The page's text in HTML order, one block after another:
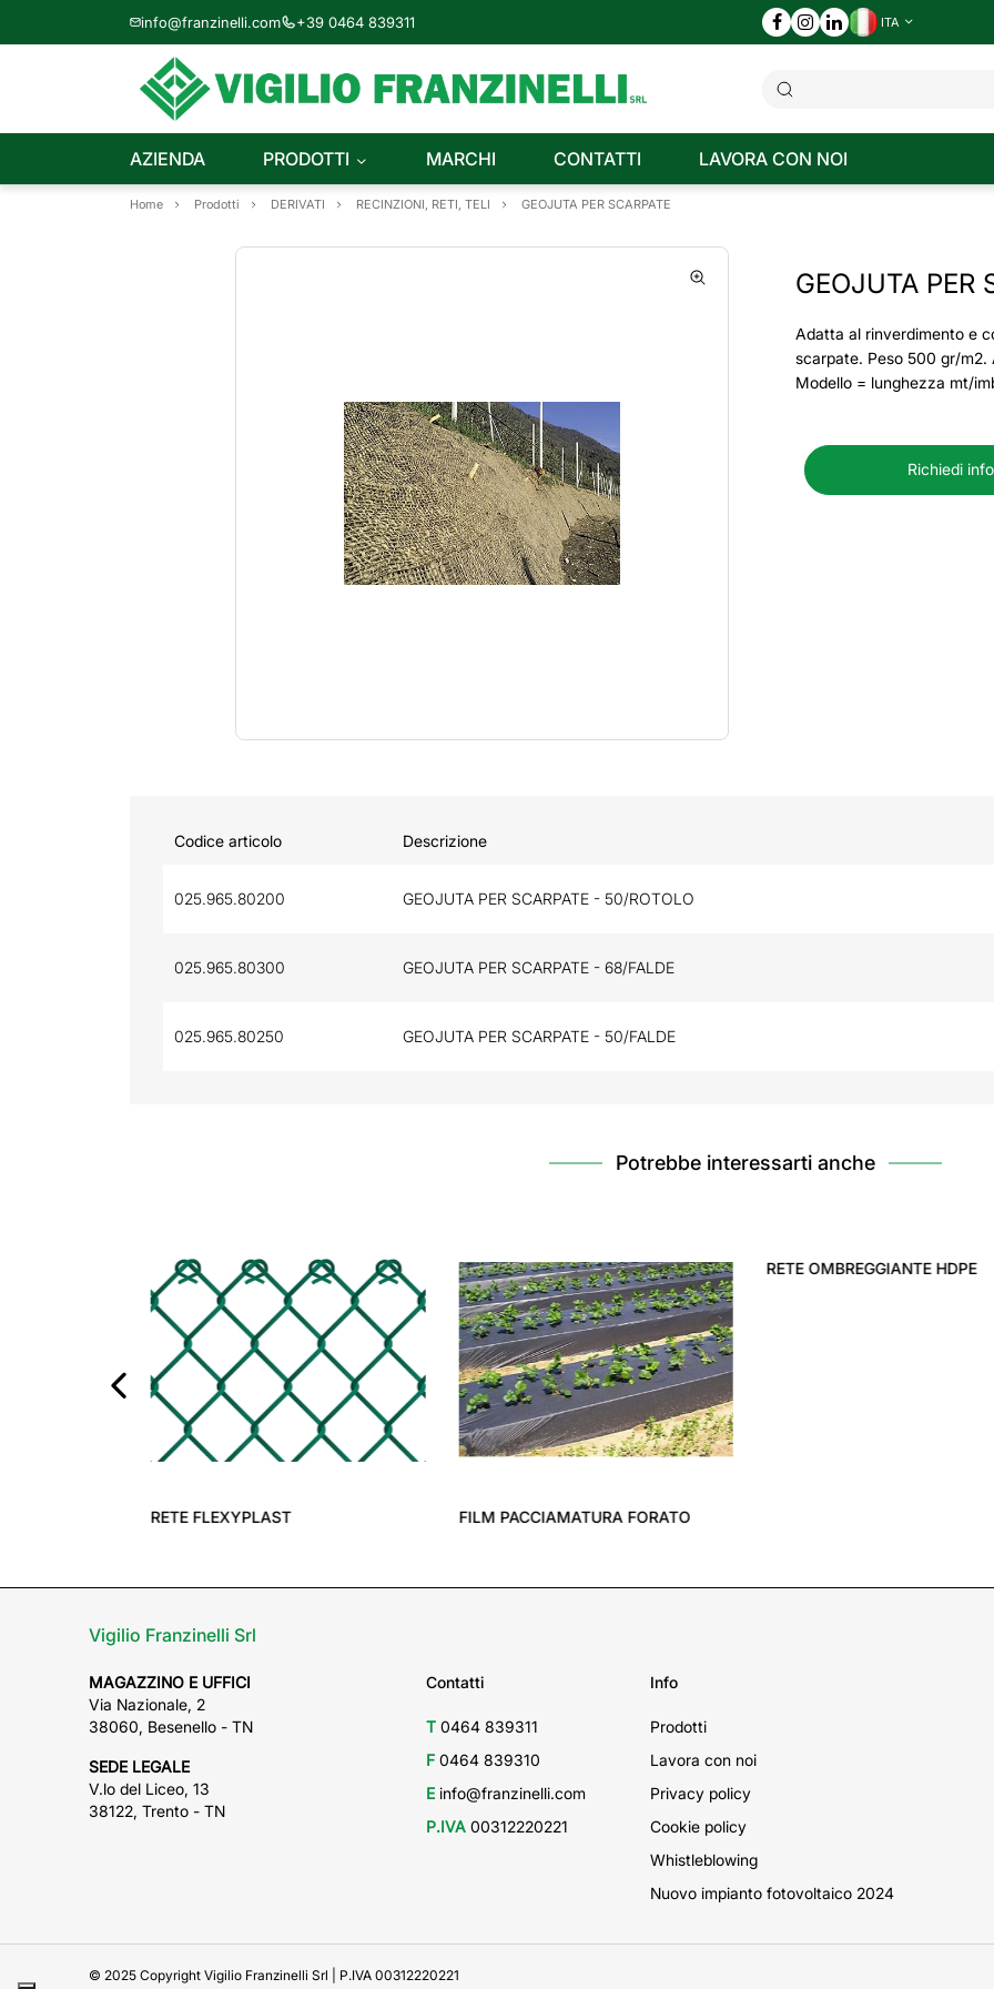
info@franzinelli.com +39 0464 839311 ITA
AZIENDA PRODOTTI MARCHI CONTATTI LAVORA CON NOI
Home Prodotti DERIVATI RECINZIONI, RETI, TELI GEOJUTA PER SCARPATE
GEOJUTA PER
Adatta al rinverdimento e
scarpate. Peso 500 gr/m2.
Modello = lunghezza mt/
Richiedi
Codice articolo Descrizione
025.965.80200 GEOJUTA PER SCARPATE - 50/ROTOLO
025.965.80300 GEOJUTA PER SCARPATE - 68/FALDE
025.965.80250 GEOJUTA PER SCARPATE - 50/FALDE
Potrebbe interessarti anche
RETE OMBREGGIANTE HDPE LAME DI FISSAGGIO
FOGLIA POLIETILENE
Vigilio Franzinelli Srl
MAGAZZINO E UFFICI
Via Nazionale, 2
38060, Besenello - TN
SEDE LEGALE
V.lo del Liceo, 13
38122, Trento - TN
Contatti
T0464 839311
F0464 839310
Einfo@franzinelli.com
P.IVA00312220221
Info
Prodotti
Lavora con noi
Privacy policy
Cookie policy
Whistleblowing
Nuovo impianto fotovoltaico 2024
© 2025 Copyright Vigilio Franzinelli Srl | P.IVA 00312220221